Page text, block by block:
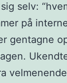
selv:
på
gentagne